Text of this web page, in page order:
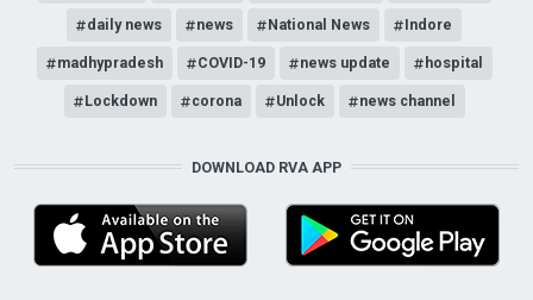
daily news news National News Indore
madhypradesh COVID-19 news update hospital
Lockdown corona Unlock news channel
DOWNLOAD RVA APP